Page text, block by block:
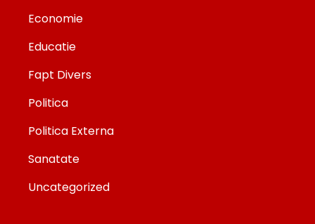
Economie
Educatie
Fapt Divers
Politica
Politica Externa
Sanatate
Uncategorized